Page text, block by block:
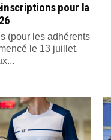
pour la
(pour les adhérents
le 13 juillet,